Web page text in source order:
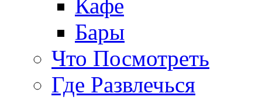
Кафе
Бары
Что Посмотреть
Где Развлечься